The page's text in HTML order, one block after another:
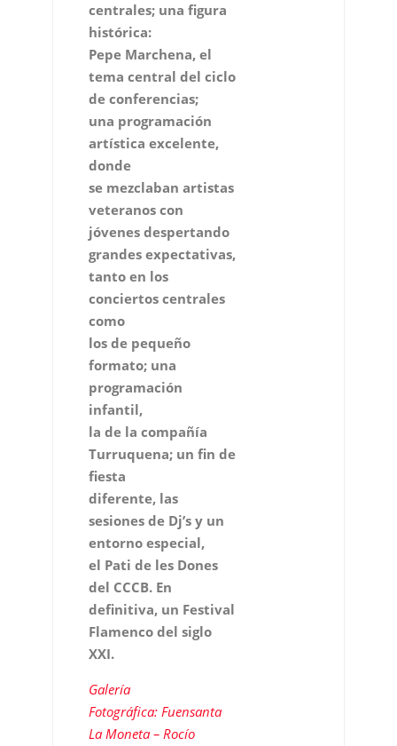
centrales; una figura
histórica:
Pepe Marchena, el
tema central del ciclo
de conferencias;
una programación
artística excelente,
donde
se mezclaban artistas
veteranos con
jóvenes despertando
grandes expectativas,
tanto en los
conciertos centrales
como
los de pequeño
formato; una
programación
infantil,
la de la compañía
Turruquena; un fin de
fiesta
diferente, las
sesiones de Dj’s y un
entorno especial,
el Pati de les Dones
del CCCB. En
definitiva, un Festival
Flamenco del siglo
XXI.
Galería
Fotográfica: Fuensanta
La Moneta – Rocío